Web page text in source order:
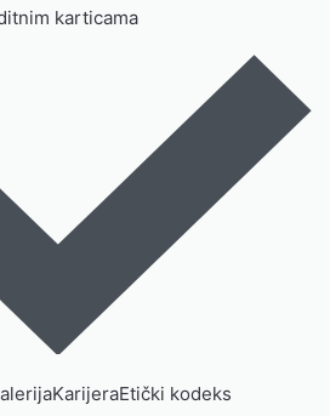
karticama
KarijeraEtički kodeks